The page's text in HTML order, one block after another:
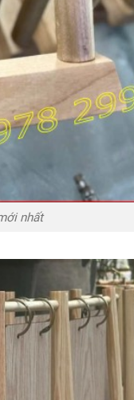
nhất